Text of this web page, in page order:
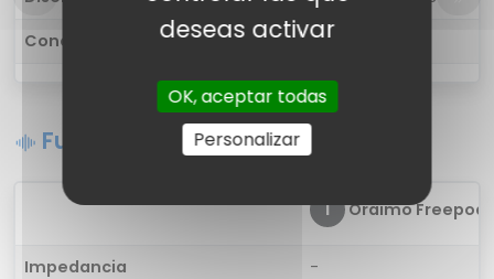
Conectividad
Inalámbrica
Funciones de sonido
1 Oraimo
Impedancia
-
deseas activar
OK, aceptar todas
Personalizar